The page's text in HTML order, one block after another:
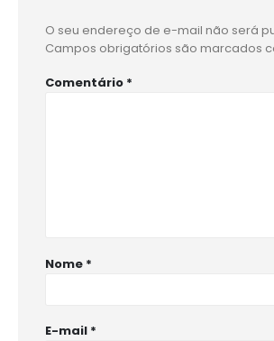
O seu endereço de e-mail não será
Campos obrigatórios são marcados
Comentário *
Nome *
E-mail *